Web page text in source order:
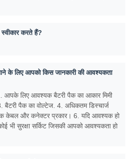
करते हैं?
के लिए आपको किस जानकारी की आवश्यकता
आपके लिए आवश्यक बैटरी पैक का आकार मिमी
बैटरी पैक का वोल्टेज. 4. अधिकतम डिस्चार्ज
और कनेक्टर प्रकार। 6. यदि आवश्यक हो
भी सुरक्षा सर्किट जिसकी आपको आवश्यकता हो